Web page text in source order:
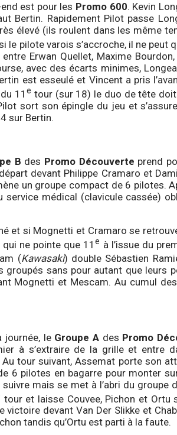
est pour les Promo 600. Kevin
Bertin. Rapidement Pilot passe
élevé (ils roulent dans les même
le pilote varois s’accroche, il ne peut
Erwan Quellet, Maxime
avec des écarts minimes,
est esseulé et Vincent a pris
11e tour (sur 18) le duo de tête
sort son épingle du jeu et
sur Bertin.
B des Promo Découverte prend
devant Philippe Cramaro et
un groupe compact de 6 pilotes.
service médical (clavicule cassée)
et si Mognetti et Cramaro se
qui ne pointe que 11e à l’issue du
(Kawasaki) double Sébastien
sans pour autant que leurs
Mognetti et Mescam. Au cumul
journée, le Groupe A des Promo
à s’extraire de la grille et entre
tour suivant, Assemat porte son
6 pilotes en bagarre pour monter
mais se met à l’abri du groupe
tour et laisse Couvee, Pichon et Ortu
victoire devant Van Der Slikke et
tandis qu’Ortu est parti à la faute.